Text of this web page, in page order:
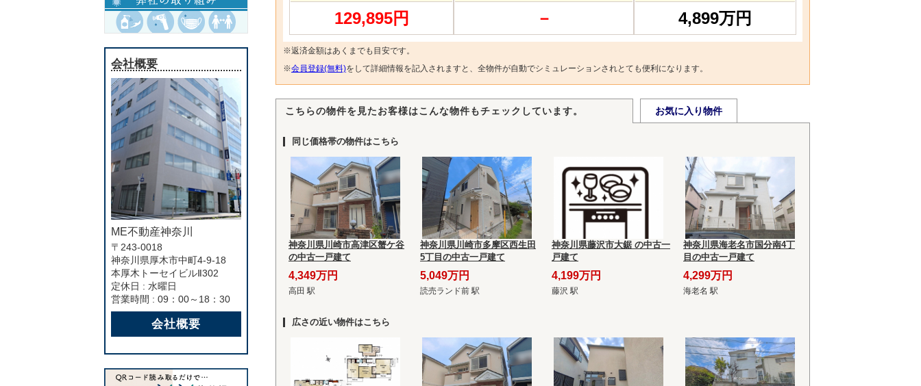
129,895円 － 4,899万円
※返済金額はあくまでも目安です。
※会員登録(無料)をして詳細情報を記入されますと、全物件が自動でシミュレーションされとても便利になります。
こちらの物件を見たお客様はこんな物件もチェックしています。 お気に入り物件
同じ価格帯の物件はこちら
神奈川県川崎市高津区蟹ケ谷
の中古一戸建て
4,349万円
高田 駅
神奈川県川崎市多摩区西生田
5丁目の中古一戸建て
5,049万円
読売ランド前 駅
神奈川県藤沢市大鋸 の中古一
戸建て
4,199万円
藤沢 駅
神奈川県海老名市国分南4丁
目の中古一戸建て
4,299万円
海老名 駅
広さの近い物件はこちら
会社概要
ME不動産神奈川
〒243-0018
神奈川県厚木市中町4-9-18
本厚木トーセイビルⅡ302
定休日 : 水曜日
営業時間 : 09：00～18：30
会社概要